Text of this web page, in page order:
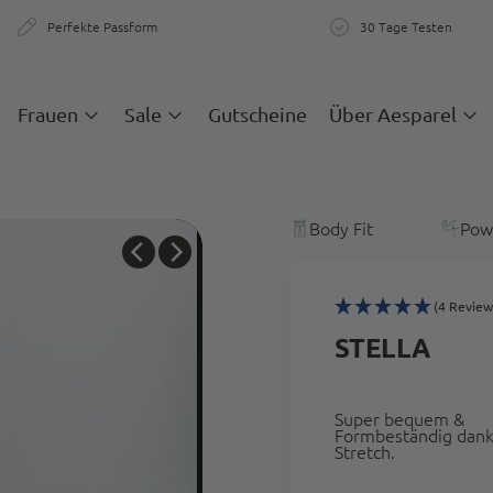
Perfekte Passform 30 Tage Testen
Passform & Komfort 30 Tage testen
Frauen Sale Gutscheine Über Aesparel
Body Fit
(4
STELLA
Super bequem &
Formbeständig
Stretch.